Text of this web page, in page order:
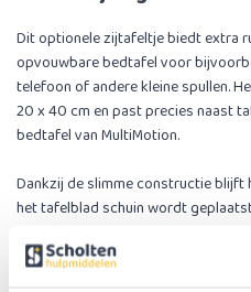
Dit optionele zijtafeltje biedt extra
opvouwbare bedtafel voor
telefoon of andere kleine spullen.
20 x 40 cm en past precies naast
bedtafel van MultiMotion.
Dankzij de slimme constructie
het tafelblad schuin wordt